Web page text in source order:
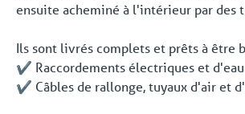
ensuite acheminé à l'intérieur par des
Ils sont livrés complets et prêts à être
✔️ Raccordements électriques et d'eau
✔️ Câbles de rallonge, tuyaux d'air et